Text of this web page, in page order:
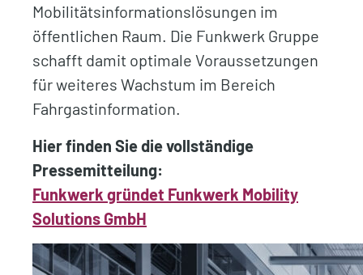
Mobilitätsinformationslösungen im
öffentlichen Raum. Die Funkwerk Gruppe
schafft damit optimale Voraussetzungen
für weiteres Wachstum im Bereich
Fahrgastinformation.
Hier finden Sie die vollständige
Pressemitteilung:
Funkwerk gründet Funkwerk Mobility
Solutions GmbH